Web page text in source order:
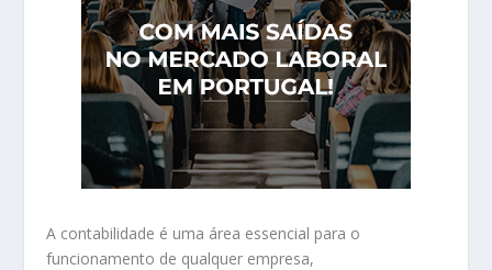
A contabilidade é uma área essencial para o
funcionamento de qualquer empresa,